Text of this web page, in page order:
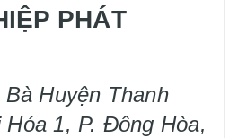
PHÁT
Huyện Thanh
Hóa 1, P. Đông Hòa,